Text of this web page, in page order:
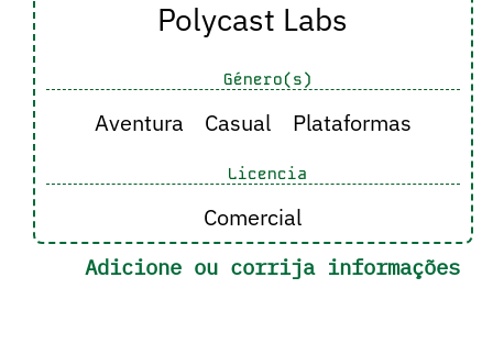
Polycast Labs
Género(s)
Aventura Casual Plataformas
Licencia
Comercial
Adicione ou corrija informações